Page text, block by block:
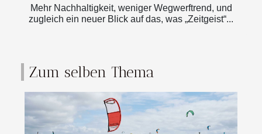
Mehr Nachhaltigkeit, weniger Wegwerftrend, und
zugleich ein neuer Blick auf das, was „Zeitgeist“...
Zum selben Thema